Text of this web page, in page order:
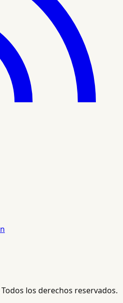
Todos los derechos reservados.